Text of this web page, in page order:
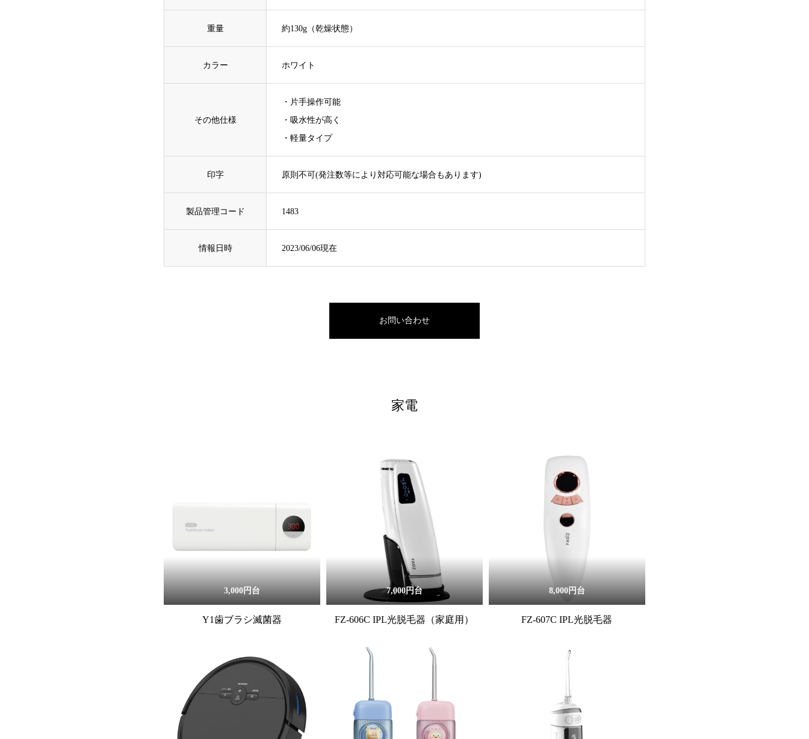
重量 約130g（乾燥状態）
カラー ホワイト
その他仕様
・片手操作可能
・吸水性が高く
・軽量タイプ
印字 原則不可(発注数等により対応可能な場合もあります)
製品管理コード 1483
情報日時 2023/06/06現在
お問い合わせ
家電
3,000円台
Y1歯ブラシ滅菌器
7,000円台
FZ-606C IPL光脱毛器（家庭用）
8,000円台
FZ-607C IPL光脱毛器